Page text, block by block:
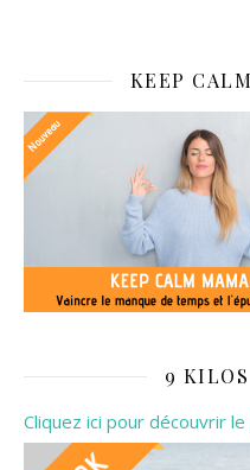
KEEP
9
Cliquez ici pour découvrir